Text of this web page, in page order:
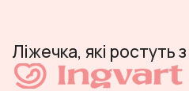
Ліжечка, які ростуть